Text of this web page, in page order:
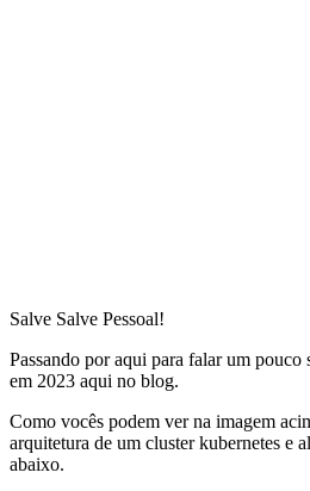
Salve Salve Pessoal!
Passando por aqui para falar um pouco
em 2023 aqui no blog.
Como vocês podem ver na imagem
arquitetura de um cluster kubernetes e
abaixo.